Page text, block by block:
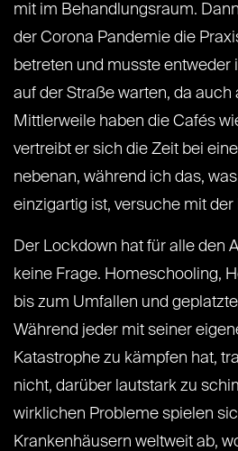
mit im Behandlungsraum.
der Corona Pandemie die
betreten und musste entweder
auf der Straße warten, da auch
Mittlerweile haben die Cafés
vertreibt er sich die Zeit bei
nebenan, während ich das,
einzigartig ist, versuche mit
Der Lockdown hat für alle den
keine Frage. Homeschooling,
bis zum Umfallen und
Während jeder mit seiner
Katastrophe zu kämpfen hat,
nicht, darüber lautstark zu
wirklichen Probleme spielen
Krankenhäusern weltweit ab,